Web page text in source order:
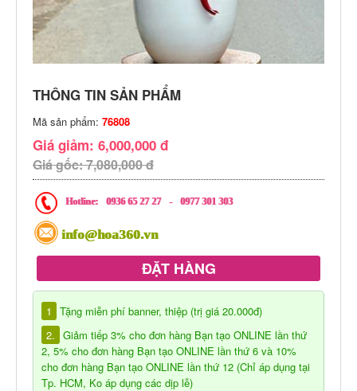
THÔNG TIN SẢN PHẨM
Mã sản phẩm: 76808
Giá giảm: 6,000,000 đ
Giá gốc: 7,080,000 đ
Hotline: 0936 65 27 27 - 0977 301 303
info@hoa360.vn
ĐẶT HÀNG
1
Tặng miễn phí banner, thiệp (trị giá 20.000đ)
2. Giảm tiếp 3% cho đơn hàng Bạn tạo ONLINE lần thứ
2, 5% cho đơn hàng Bạn tạo ONLINE lần thứ 6 và 10%
cho đơn hàng Bạn tạo ONLINE lần thứ 12 (Chỉ áp dụng tại
Tp. HCM, Ko áp dụng các dịp lễ)